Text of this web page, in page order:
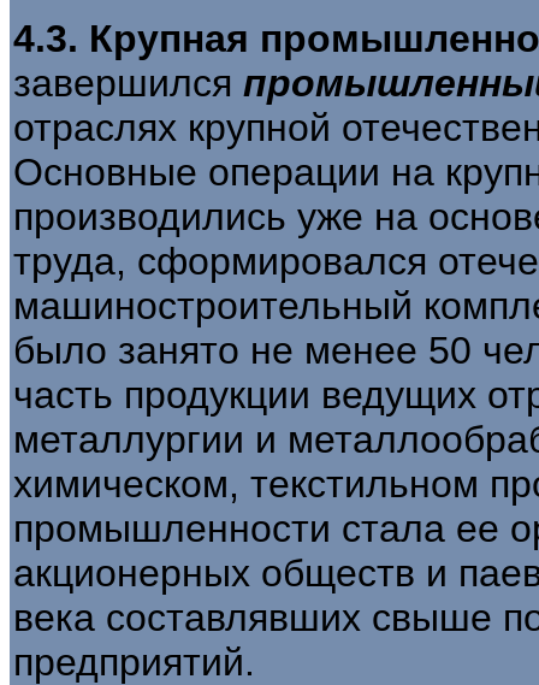
4.3. Крупная
завершился
отраслях крупной
Основные операции на
производились уже на
труда, сформировался
машиностроительный
было занято не менее 50
часть продукции ведущих
металлургии и
химическом, текстильном
промышленности стала ее
акционерных обществ и
века составлявших свыше
предприятий.